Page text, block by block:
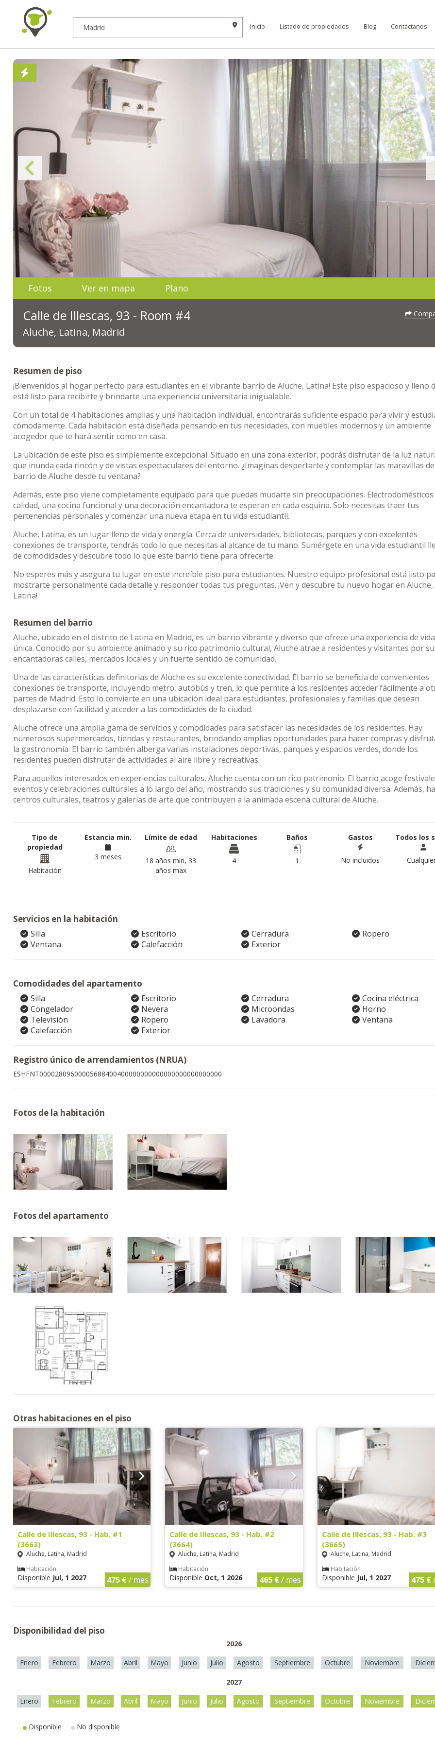
Inicio Listado de propiedades Blog Contáctanos
Fotos Ver en mapa Plano
Calle de Illescas, 93 - Room #4
Aluche, Latina, Madrid
Resumen de piso
¡Bienvenidos al hogar perfecto para estudiantes en el vibrante barrio de Aluche, Latina! Este piso espacioso y lleno
está listo para recibirte y brindarte una experiencia universitaria inigualable.
Con un total de 4 habitaciones amplias y una habitación individual, encontrarás suficiente espacio para vivir y
cómodamente. Cada habitación está diseñada pensando en tus necesidades, con muebles modernos y un ambiente
acogedor que te hará sentir como en casa.
La ubicación de este piso es simplemente excepcional. Situado en una zona exterior, podrás disfrutar de la luz
que inunda cada rincón y de vistas espectaculares del entorno. ¿Imaginas despertarte y contemplar las maravillas
barrio de Aluche desde tu ventana?
Además, este piso viene completamente equipado para que puedas mudarte sin preocupaciones. Electrodomésticos
calidad, una cocina funcional y una decoración encantadora te esperan en cada esquina. Solo necesitas traer tus
pertenencias personales y comenzar una nueva etapa en tu vida estudiantil.
Aluche, Latina, es un lugar lleno de vida y energía. Cerca de universidades, bibliotecas, parques y con excelentes
conexiones de transporte, tendrás todo lo que necesitas al alcance de tu mano. Sumérgete en una vida estudiantil
de comodidades y descubre todo lo que este barrio tiene para ofrecerte.
No esperes más y asegura tu lugar en este increíble piso para estudiantes. Nuestro equipo profesional está listo
mostrarte personalmente cada detalle y responder todas tus preguntas. ¡Ven y descubre tu nuevo hogar en Aluche,
Latina!
Resumen del barrio
Aluche, ubicado en el distrito de Latina en Madrid, es un barrio vibrante y diverso que ofrece una experiencia de vida
única. Conocido por su ambiente animado y su rico patrimonio cultural, Aluche atrae a residentes y visitantes por
encantadoras calles, mercados locales y un fuerte sentido de comunidad.
Una de las características definitorias de Aluche es su excelente conectividad. El barrio se beneficia de convenientes
conexiones de transporte, incluyendo metro, autobús y tren, lo que permite a los residentes acceder fácilmente a
partes de Madrid. Esto lo convierte en una ubicación ideal para estudiantes, profesionales y familias que desean
desplazarse con facilidad y acceder a las comodidades de la ciudad.
Aluche ofrece una amplia gama de servicios y comodidades para satisfacer las necesidades de los residentes. Hay
numerosos supermercados, tiendas y restaurantes, brindando amplias oportunidades para hacer compras y
la gastronomía. El barrio también alberga varias instalaciones deportivas, parques y espacios verdes, donde los
residentes pueden disfrutar de actividades al aire libre y recreativas.
Para aquellos interesados en experiencias culturales, Aluche cuenta con un rico patrimonio. El barrio acoge
eventos y celebraciones culturales a lo largo del año, mostrando sus tradiciones y su comunidad diversa. Además,
centros culturales, teatros y galerías de arte que contribuyen a la animada escena cultural de Aluche.
Tipo de
propiedad
Habitación
Estancia min.
3 meses
Límite de edad
18 años min, 33
años max
Habitaciones
4
Baños
1
Gastos
No incluidos
Todos los
Servicios en la habitación
Silla Escritorio Cerradura
Ropero
Ventana
Calefacción Exterior
Comodidades del apartamento
Silla Escritorio Cerradura
Cocina eléctrica
Congelador
Nevera Microondas
Horno
Televisión
Ropero Lavadora
Ventana
Calefacción
Exterior
Registro único de arrendamientos (NRUA)
ESHFNT00002809600005688400400000000000000000000000000
Fotos de la habitación
Fotos del apartamento
Otras habitaciones en el piso
Calle de Illescas, 93 - Hab. #1
(3663)
Aluche, Latina, Madrid
Habitación
Disponible Jul, 1 2027 475 €/ mes
Calle de Illescas, 93 - Hab. #2
(3664)
Aluche, Latina, Madrid
Habitación
Disponible Oct, 1 2026 465 €/ mes
Calle de Illescas, 93 - Hab. #3
(3665)
Aluche, Latina, Madrid
Habitación
Disponible Jul, 1 2027 475 €
Disponibilidad del piso
2026
Enero Febrero Marzo Abril Mayo Junio Julio Agosto Septiembre Octubre Noviembre
2027
Enero Febrero Marzo Abril Mayo Junio Julio Agosto Septiembre Octubre Noviembre
Disponible No disponible